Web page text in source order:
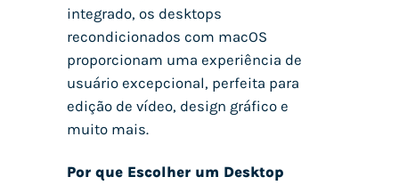
integrado, os desktops
recondicionados com macOS
proporcionam uma experiência de
usuário excepcional, perfeita para
edição de vídeo, design gráfico e
muito mais.
Por que Escolher um Desktop